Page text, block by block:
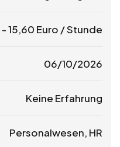
-15,60 Euro / Stunde
06/10/2026
Keine Erfahrung
Personalwesen, HR